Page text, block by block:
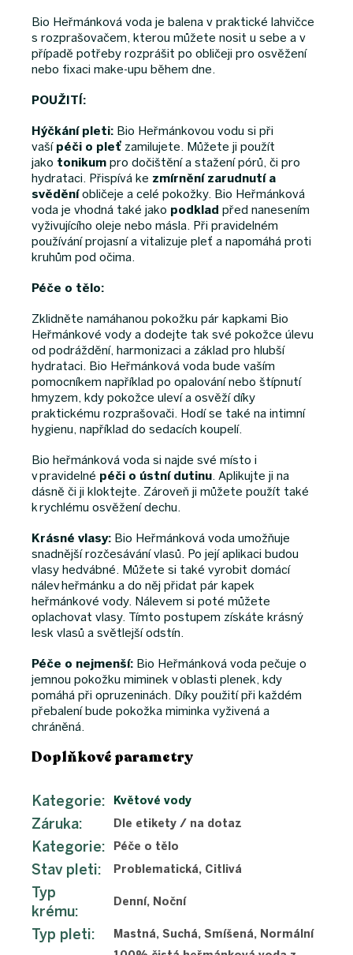
Bio Heřmánková voda je balena v praktické lahvičce
s rozprašovačem, kterou můžete nosit u sebe a v
případě potřeby rozprášit po obličeji pro osvěžení
nebo fixaci make-upu během dne.
POUŽITÍ:
Hýčkání pleti: Bio Heřmánkovou vodu si při
vaší péči o pleť zamilujete. Můžete ji použít
jako tonikum pro dočištění a stažení pórů, či pro
hydrataci. Přispívá ke zmírnění zarudnutí a
svědění obličeje a celé pokožky. Bio Heřmánková
voda je vhodná také jako podklad před nanesením
vyživujícího oleje nebo másla. Při pravidelném
používání projasní a vitalizuje pleť a napomáhá proti
kruhům pod očima.
Péče o tělo:
Zklidněte namáhanou pokožku pár kapkami Bio
Heřmánkové vody a dodejte tak své pokožce úlevu
od podráždění, harmonizaci a základ pro hlubší
hydrataci. Bio Heřmánková voda bude vaším
pomocníkem například po opalování nebo štípnutí
hmyzem, kdy pokožce uleví a osvěží díky
praktickému rozprašovači. Hodí se také na intimní
hygienu, například do sedacích koupelí.
Bio heřmánková voda si najde své místo i
v pravidelné péči o ústní dutinu. Aplikujte ji na
dásně či ji kloktejte. Zároveň ji můžete použít také
k rychlému osvěžení dechu.
Krásné vlasy: Bio Heřmánková voda umožňuje
snadnější rozčesávání vlasů. Po její aplikaci budou
vlasy hedvábné. Můžete si také vyrobit domácí
nálev heřmánku a do něj přidat pár kapek
heřmánkové vody. Nálevem si poté můžete
oplachovat vlasy. Tímto postupem získáte krásný
lesk vlasů a světlejší odstín.
Péče o nejmenší: Bio Heřmánková voda pečuje o
jemnou pokožku miminek v oblasti plenek, kdy
pomáhá při opruzeninách. Díky použití při každém
přebalení bude pokožka miminka vyživená a
chráněná.
Doplňkové parametry
Kategorie: Květové vody
Záruka: Dle etikety / na dotaz
Kategorie: Péče o tělo
Stav pleti: Problematická, Citlivá
Typ
krému:
Denní, Noční
Typ pleti:
Mastná, Suchá, Smíšená, Normální